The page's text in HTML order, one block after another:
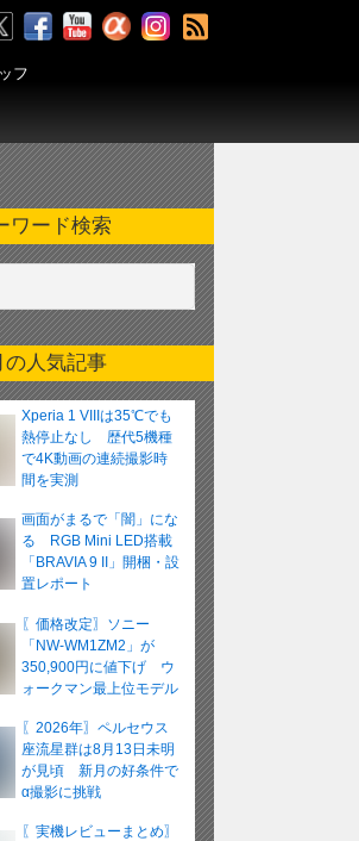
フ
ワード検索
の人気記事
Xperia 1 VIIIは35℃でも
熱停止なし 歴代5機種
で4K動画の連続撮影時
間を実測
画面がまるで「闇」にな
る RGB Mini LED搭載
「BRAVIA 9 II」開梱・設
置レポート
〖価格改定〗ソニー
「NW-WM1ZM2」が
350,900円に値下げ ウ
ォークマン最上位モデル
〖2026年〗ペルセウス
座流星群は8月13日未明
が見頃 新月の好条件で
α撮影に挑戦
〖実機レビューまとめ〗